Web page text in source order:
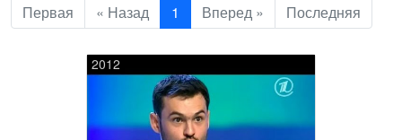
Первая « Назад 1 Вперед » Последняя
2012